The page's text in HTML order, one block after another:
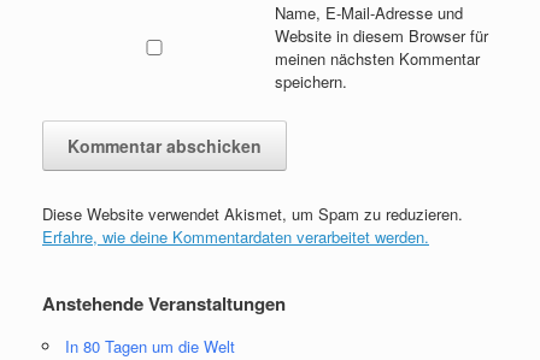
Name, E-Mail-Adresse und
Website in diesem Browser für
meinen nächsten Kommentar
speichern.
Diese Website verwendet Akismet, um Spam zu reduzieren.
Erfahre, wie deine Kommentardaten verarbeitet werden.
Anstehende Veranstaltungen
In 80 Tagen um die Welt